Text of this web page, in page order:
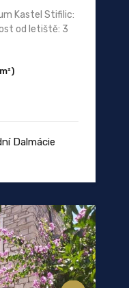
Kastel Stifilic:
od letiště: 3
Dalmácie